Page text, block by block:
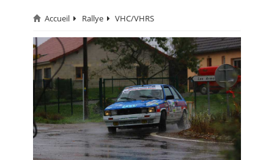
CIRCUIT
RALLYE
MONTAGNE
EVÈNEMENTS
CALENDRIER
FOCUS
Accueil Rallye VHC/VHRS